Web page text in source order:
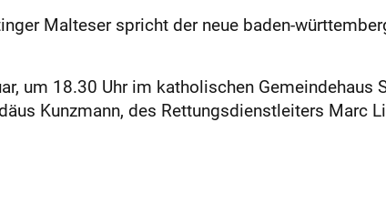
Malteser spricht der neue baden-
um 18.30 Uhr im katholischen Gemeindehaus
Kunzmann, des Rettungsdienstleiters Marc